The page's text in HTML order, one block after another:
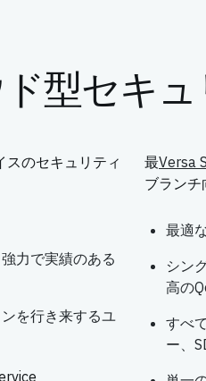
ド型セキ
のセキュリティ
力で実績のある
を行き来するユ
最Versa
ブランチ
最適
シン
高の
すべ
ー、